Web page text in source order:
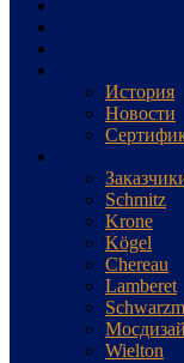
История
Новости
Schmitz
Krone
Kögel
Chereau
Lamberet
Wielton